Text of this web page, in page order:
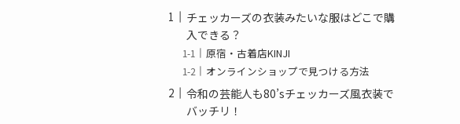
チェッカーズの衣装みたいな服はどこで購
入できる？
原宿・古着店KINJI
オンラインショップで見つける方法
令和の芸能人も80’sチェッカーズ風衣装で
バッチリ！